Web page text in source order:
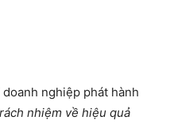
nghiệp phát hành
nhiệm về hiệu quả